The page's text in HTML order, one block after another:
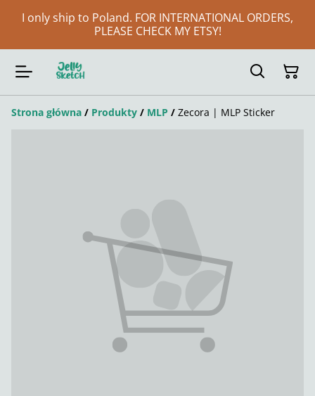
I only ship to Poland. FOR INTERNATIONAL ORDERS,
PLEASE CHECK MY ETSY!
Strona główna / Produkty / MLP / Zecora | MLP Sticker